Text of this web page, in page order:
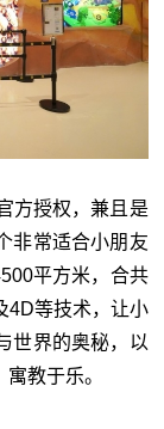
方授权，兼且是
非常适合小朋友
平方米，合共
4D等技术，让小
世界的奥秘，以
教于乐。